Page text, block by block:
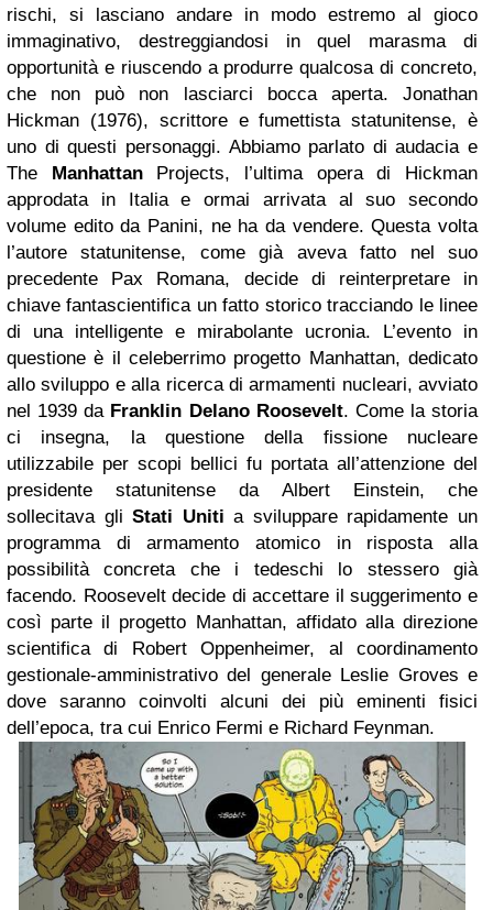
rischi, si lasciano andare in modo estremo al gioco
immaginativo, destreggiandosi in quel marasma di
opportunità e riuscendo a produrre qualcosa di concreto,
che non può non lasciarci bocca aperta. Jonathan
Hickman (1976), scrittore e fumettista statunitense, è
uno di questi personaggi. Abbiamo parlato di audacia e
The ManhattanProjects, l’ultima opera di Hickman
approdata in Italia e ormai arrivata al suo secondo
volume edito da Panini, ne ha da vendere. Questa volta
l’autore statunitense, come già aveva fatto nel suo
precedente Pax Romana, decide di reinterpretare in
chiave fantascientifica un fatto storico tracciando le linee
di una intelligente e mirabolante ucronia. L’evento in
questione è il celeberrimo progetto Manhattan, dedicato
allo sviluppo e alla ricerca di armamenti nucleari, avviato
nel 1939 da Franklin Delano Roosevelt. Come la storia
ci insegna, la questione della fissione nucleare
utilizzabile per scopi bellici fu portata all’attenzione del
presidente statunitense da Albert Einstein, che
sollecitava gliStati Uniti a sviluppare rapidamente un
programma di armamento atomico in risposta alla
possibilità concreta che i tedeschi lo stessero già
facendo. Roosevelt decide di accettare il suggerimento e
così parte il progetto Manhattan, affidato alla direzione
scientifica di Robert Oppenheimer, al coordinamento
gestionale-amministrativo del generale Leslie Groves e
dove saranno coinvolti alcuni dei più eminenti fisici
dell’epoca, tra cui Enrico Fermi e Richard Feynman.